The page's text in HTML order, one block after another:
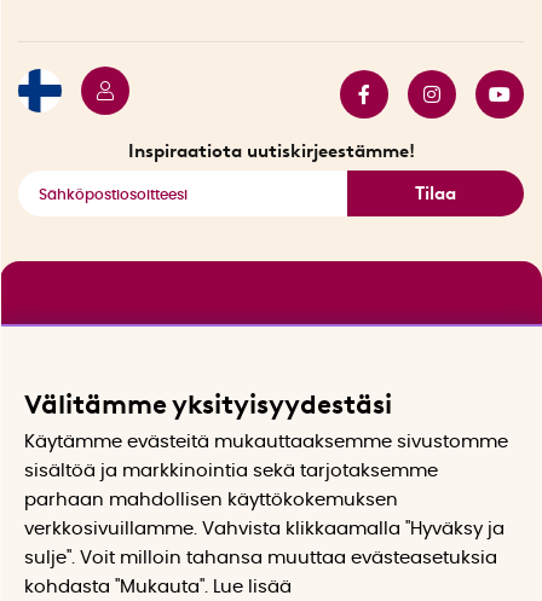
Inspiraatiota uutiskirjeestämme!
Tilaa
Välitämme yksityisyydestäsi
Käytämme evästeitä mukauttaaksemme sivustomme
sisältöä ja markkinointia sekä tarjotaksemme
parhaan mahdollisen käyttökokemuksen
verkkosivuillamme. Vahvista klikkaamalla "Hyväksy ja
sulje". Voit milloin tahansa muuttaa evästeasetuksia
kohdasta "Mukauta". Lue lisää